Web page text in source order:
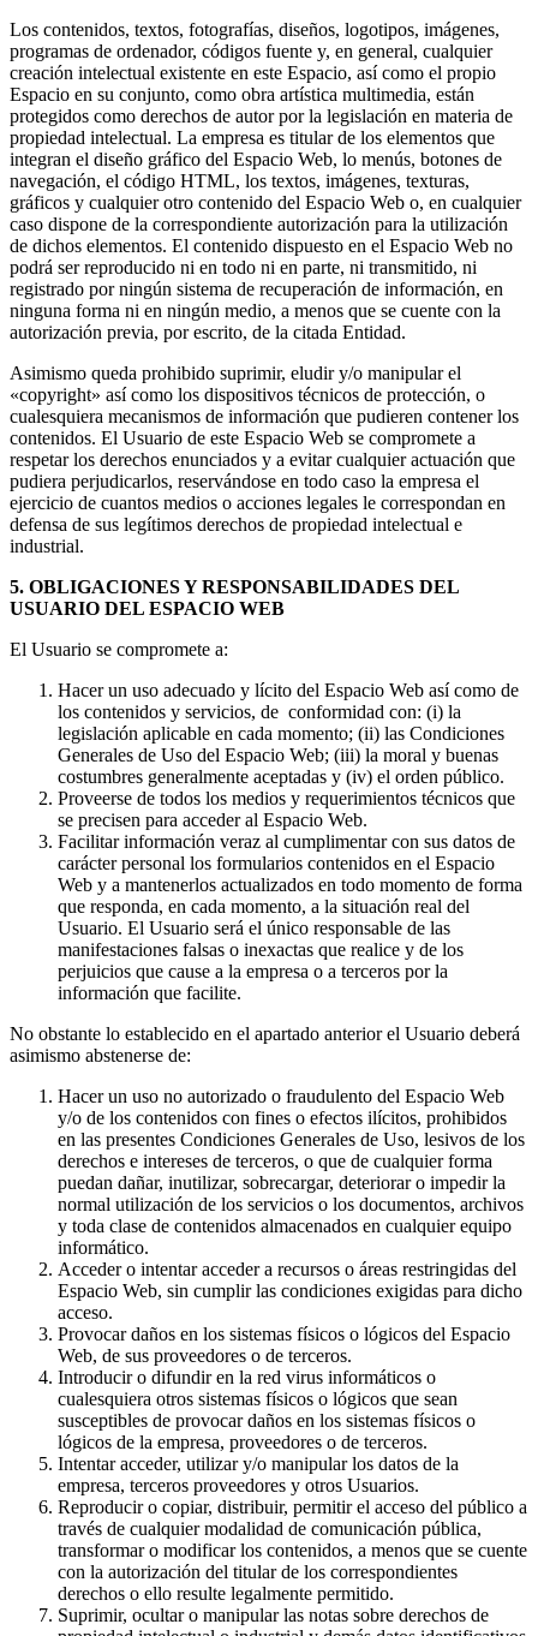
Los contenidos, textos, fotografías, diseños, logotipos, imágenes,
programas de ordenador, códigos fuente y, en general, cualquier
creación intelectual existente en este Espacio, así como el propio
Espacio en su conjunto, como obra artística multimedia, están
protegidos como derechos de autor por la legislación en materia de
propiedad intelectual. La empresa es titular de los elementos que
integran el diseño gráfico del Espacio Web, lo menús, botones de
navegación, el código HTML, los textos, imágenes, texturas,
gráficos y cualquier otro contenido del Espacio Web o, en cualquier
caso dispone de la correspondiente autorización para la utilización
de dichos elementos. El contenido dispuesto en el Espacio Web no
podrá ser reproducido ni en todo ni en parte, ni transmitido, ni
registrado por ningún sistema de recuperación de información, en
ninguna forma ni en ningún medio, a menos que se cuente con la
autorización previa, por escrito, de la citada Entidad.
Asimismo queda prohibido suprimir, eludir y/o manipular el
«copyright» así como los dispositivos técnicos de protección, o
cualesquiera mecanismos de información que pudieren contener los
contenidos. El Usuario de este Espacio Web se compromete a
respetar los derechos enunciados y a evitar cualquier actuación que
pudiera perjudicarlos, reservándose en todo caso la empresa el
ejercicio de cuantos medios o acciones legales le correspondan en
defensa de sus legítimos derechos de propiedad intelectual e
industrial.
5. OBLIGACIONES Y RESPONSABILIDADES DEL
USUARIO DEL ESPACIO WEB
El Usuario se compromete a:
Hacer un uso adecuado y lícito del Espacio Web así como de
los contenidos y servicios, de conformidad con: (i) la
legislación aplicable en cada momento; (ii) las Condiciones
Generales de Uso del Espacio Web; (iii) la moral y buenas
costumbres generalmente aceptadas y (iv) el orden público.
Proveerse de todos los medios y requerimientos técnicos que
se precisen para acceder al Espacio Web.
Facilitar información veraz al cumplimentar con sus datos de
carácter personal los formularios contenidos en el Espacio
Web y a mantenerlos actualizados en todo momento de forma
que responda, en cada momento, a la situación real del
Usuario. El Usuario será el único responsable de las
manifestaciones falsas o inexactas que realice y de los
perjuicios que cause a la empresa o a terceros por la
información que facilite.
No obstante lo establecido en el apartado anterior el Usuario deberá
asimismo abstenerse de:
Hacer un uso no autorizado o fraudulento del Espacio Web
y/o de los contenidos con fines o efectos ilícitos, prohibidos
en las presentes Condiciones Generales de Uso, lesivos de los
derechos e intereses de terceros, o que de cualquier forma
puedan dañar, inutilizar, sobrecargar, deteriorar o impedir la
normal utilización de los servicios o los documentos, archivos
y toda clase de contenidos almacenados en cualquier equipo
informático.
Acceder o intentar acceder a recursos o áreas restringidas del
Espacio Web, sin cumplir las condiciones exigidas para dicho
acceso.
Provocar daños en los sistemas físicos o lógicos del Espacio
Web, de sus proveedores o de terceros.
Introducir o difundir en la red virus informáticos o
cualesquiera otros sistemas físicos o lógicos que sean
susceptibles de provocar daños en los sistemas físicos o
lógicos de la empresa, proveedores o de terceros.
Intentar acceder, utilizar y/o manipular los datos de la
empresa, terceros proveedores y otros Usuarios.
Reproducir o copiar, distribuir, permitir el acceso del público a
través de cualquier modalidad de comunicación pública,
transformar o modificar los contenidos, a menos que se cuente
con la autorización del titular de los correspondientes
derechos o ello resulte legalmente permitido.
Suprimir, ocultar o manipular las notas sobre derechos de